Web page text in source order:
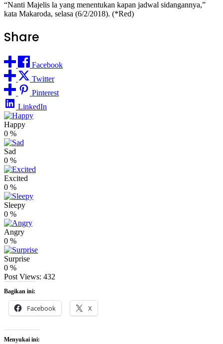
“Nanti Majelis la yang menentukan kapan jadwal sidangannya,”
kata Makaroda, selasa (6/2/2018). (*Red)
Share
Facebook
Twitter
Pinterest
LinkedIn
Happy
0 %
Sad
0 %
Excited
0 %
Sleepy
0 %
Angry
0 %
Surprise
0 %
Post Views: 432
Bagikan ini:
Facebook X
Menyukai ini: